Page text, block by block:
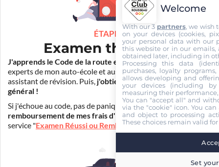
ÉTAPE 2
Examen théorique
J'apprends le Code de la route en ligne. Je suis aidé par les
experts de mon auto-école et aussi par Mister Codes, mon
assistant de révision. Puis, j'obtiens l'examen théorique
général !
Si j'échoue au code, pas de panique ! Je peux bénéficier du
remboursement de mes frais d'inscription(30€) grâce au
service "Examen Réussi ou Remboursé".
Welcome
With our 3 partners, we wish
on your devices (cookies,
your personal data with our
this website or in our emails,
obtained later, including in
Processing this data
purchases, loyalty
allows developing and
your devices (including
measuring their
You can "accept all" and
via the "cookie" icon. You
and object to processing
These choices remain valid
Set